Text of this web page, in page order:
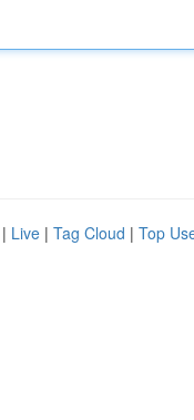
| Live | Tag Cloud | Top